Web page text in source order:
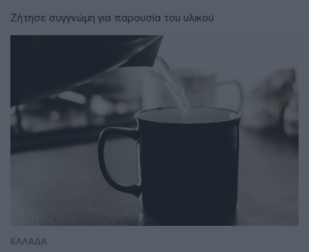
Ζήτησε συγγνώμη για παρουσία του υλικού
ΕΛΛΑΔΑ